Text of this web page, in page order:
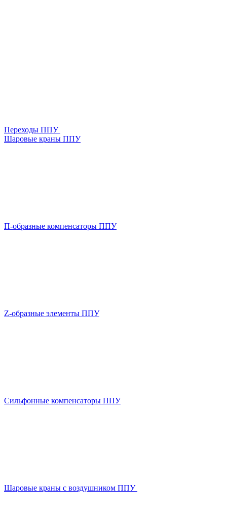
Переходы ППУ
Шаровые краны ППУ
П-образные компенсаторы ППУ
Z-образные элементы ППУ
Сильфонные компенсаторы ППУ
Шаровые краны с воздушником ППУ